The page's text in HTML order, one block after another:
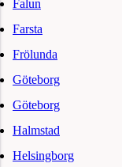
Falun
Farsta
Frölunda
Göteborg
Göteborg
Halmstad
Helsingborg